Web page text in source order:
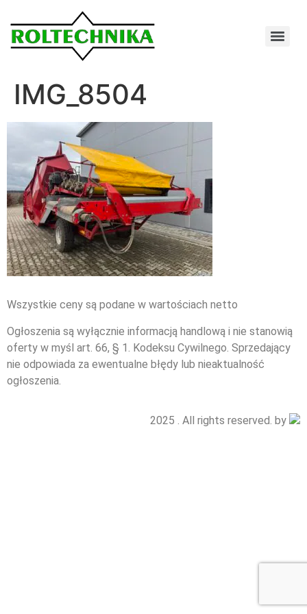
IMG_8504
Wszystkie ceny są podane w wartościach netto
Ogłoszenia są wyłącznie informacją handlową i nie stanowią
oferty w myśl art. 66, § 1. Kodeksu Cywilnego. Sprzedający
nie odpowiada za ewentualne błędy lub nieaktualność
ogłoszenia.
2025 . All rights reserved. by